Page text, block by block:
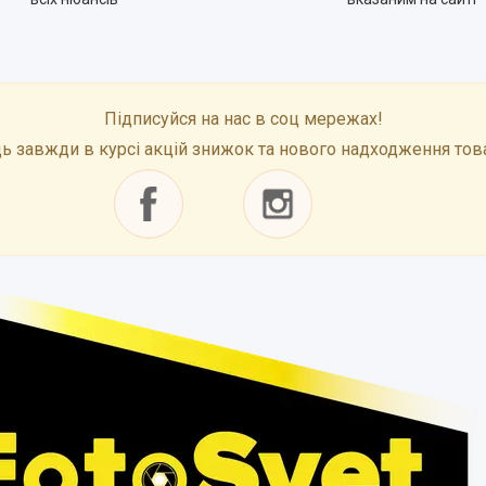
Підписуйся на нас в соц мережах!
завжди в курсі акцій знижок та нового надходження